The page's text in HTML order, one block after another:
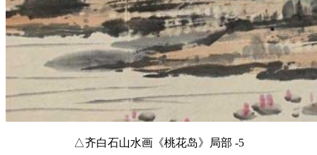
△齐白石山水画《桃花岛》局部 -5